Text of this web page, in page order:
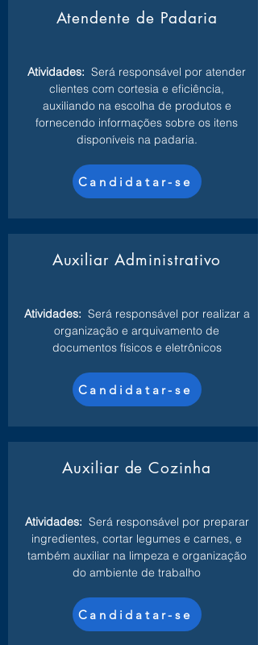
Atendente de Padaria
Atividades: Será responsável por atender
clientes com cortesia e eficiência,
auxiliando na escolha de produtos e
fornecendo informações sobre os itens
disponíveis na padaria.
Candidatar-se
Auxiliar Administrativo
Atividades: Será responsável por realizar a
organização e arquivamento de
documentos físicos e eletrônicos
Candidatar-se
Auxiliar de Cozinha
Atividades: Será responsável por preparar
ingredientes, cortar legumes e carnes, e
também auxiliar na limpeza e organização
do ambiente de trabalho
Candidatar-se